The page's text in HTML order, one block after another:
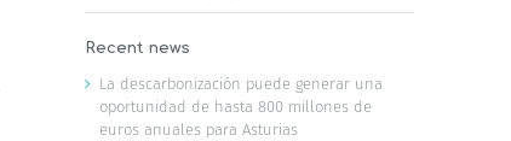
Recent news
La descarbonización puede generar una
oportunidad de hasta 800 millones de
euros anuales para Asturias